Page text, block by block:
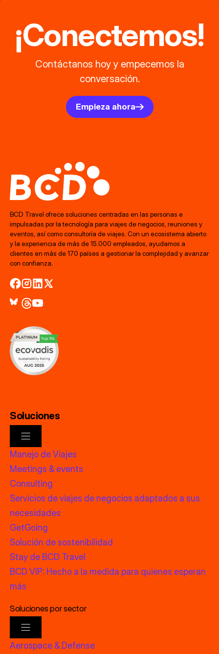
¡Conectemos!
Contáctanos hoy y empecemos la
conversación.
Empieza ahora
BCD Travel ofrece soluciones centradas en las personas e
impulsadas por la tecnología para viajes de negocios, reuniones y
eventos, así como consultoría de viajes. Con un ecosistema abierto
y la experiencia de más de 15.000 empleados, ayudamos a
clientes en más de 170 países a gestionar la complejidad y avanzar
con confianza.
Soluciones
Manejo de Viajes
Meetings & events
Consulting
Servicios de viajes de negocios adaptados a sus
necesidades
GetGoing
Solución de sostenibilidad
Stay de BCD Travel
BCD VIP: Hecho a la medida para quienes esperan
más
Soluciones por sector
Aerospace & Defense